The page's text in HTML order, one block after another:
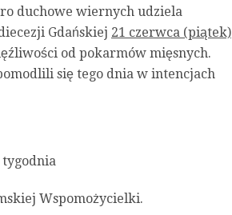
duchowe wiernych udziela
Gdańskiej 21 czerwca (piątek)
od pokarmów mięsnych.
się tego dnia w intencjach
tygodnia
Wspomożycielki.